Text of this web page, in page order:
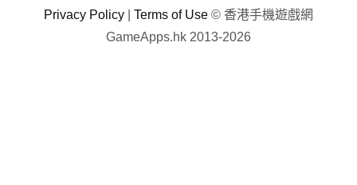
Privacy Policy
Terms of Use © 香港手機遊戲網
GameApps.hk 2013-2026